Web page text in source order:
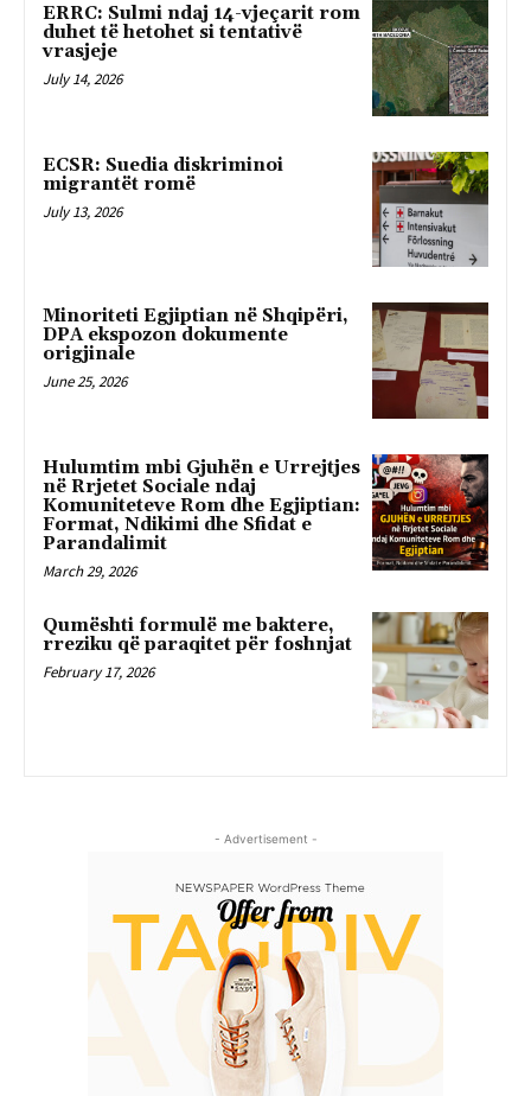
ERRC: Sulmi ndaj 14-vjeçarit rom
duhet të hetohet si tentativë
vrasjeje
July 14, 2026
ECSR: Suedia diskriminoi
migrantët romë
July 13, 2026
Minoriteti Egjiptian në Shqipëri,
DPA ekspozon dokumente
origjinale
June 25, 2026
Hulumtim mbi Gjuhën e Urrejtjes
në Rrjetet Sociale ndaj
Komuniteteve Rom dhe Egjiptian:
Format, Ndikimi dhe Sfidat e
Parandalimit
March 29, 2026
Qumështi formulë me baktere,
rreziku që paraqitet për foshnjat
February 17, 2026
- Advertisement -